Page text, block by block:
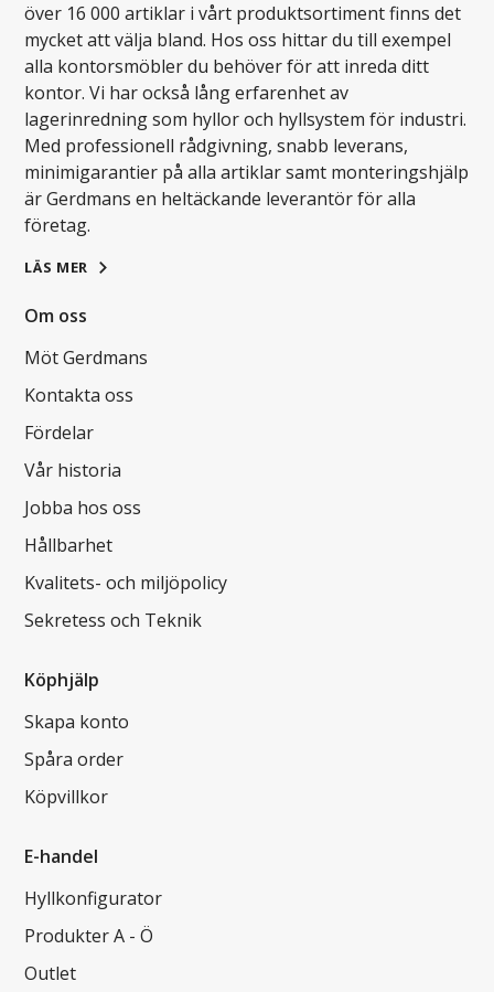
över 16 000 artiklar i vårt produktsortiment finns det
mycket att välja bland. Hos oss hittar du till exempel
alla kontorsmöbler du behöver för att inreda ditt
kontor. Vi har också lång erfarenhet av
lagerinredning som hyllor och hyllsystem för industri.
Med professionell rådgivning, snabb leverans,
minimigarantier på alla artiklar samt monteringshjälp
är Gerdmans en heltäckande leverantör för alla
företag.
LÄS MER
Om oss
Möt Gerdmans
Kontakta oss
Fördelar
Vår historia
Jobba hos oss
Hållbarhet
Kvalitets- och miljöpolicy
Sekretess och Teknik
Köphjälp
Skapa konto
Spåra order
Köpvillkor
E-handel
Hyllkonfigurator
Produkter A - Ö
Outlet